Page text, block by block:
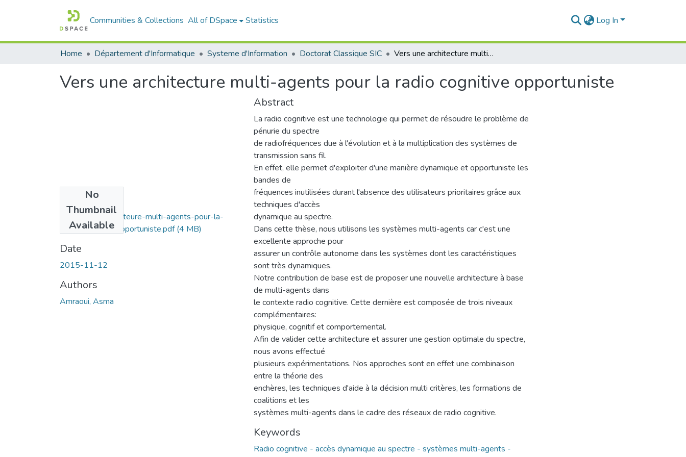
Communities & Collections All of DSpace Statistics Log In
Home Département d'Informatique Systeme d'Information Doctorat Classique SIC Vers une architecture multi-agents pour la radio cognitive opportuniste
Vers une architecture multi-agents pour la radio cognitive opportuniste
No
Thumbnail
Available
Vers-une-architecteure-multi-agents-pour-la-
radio-cognitive-opportuniste.pdf(4 MB)
Date
2015-11-12
Authors
Amraoui, Asma
Abstract
La radio cognitive est une technologie qui permet de résoudre le problème de
pénurie du spectre
de radiofréquences due à l'évolution et à la multiplication des systèmes de
transmission sans fil.
En effet, elle permet d'exploiter d'une manière dynamique et opportuniste les
bandes de
fréquences inutilisées durant l'absence des utilisateurs prioritaires grâce aux
techniques d'accès
dynamique au spectre.
Dans cette thèse, nous utilisons les systèmes multi-agents car c'est une
excellente approche pour
assurer un contrôle autonome dans les systèmes dont les caractéristiques
sont très dynamiques.
Notre contribution de base est de proposer une nouvelle architecture à base
de multi-agents dans
le contexte radio cognitive. Cette dernière est composée de trois niveaux
complémentaires:
physique, cognitif et comportemental.
Afin de valider cette architecture et assurer une gestion optimale du spectre,
nous avons effectué
plusieurs expérimentations. Nos approches sont en effet une combinaison
entre la théorie des
enchères, les techniques d'aide à la décision multi critères, les formations de
coalitions et les
systèmes multi-agents dans le cadre des réseaux de radio cognitive.
Keywords
Radio cognitive - accès dynamique au spectre - systèmes multi-agents -